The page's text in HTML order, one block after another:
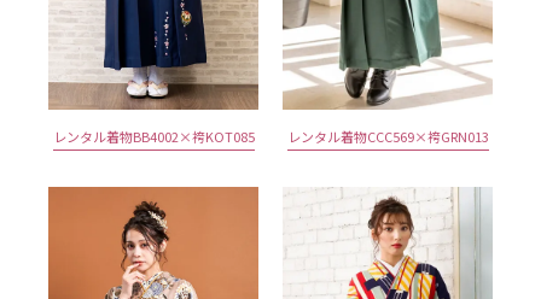
レンタル着物BB4002×袴KOT085 レンタル着物CCC569×袴GRN013